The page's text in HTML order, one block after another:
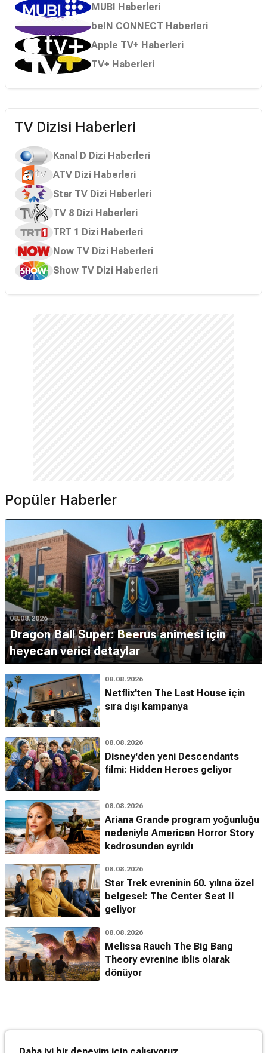
MUBI Haberleri
beIN CONNECT Haberleri
Apple TV+ Haberleri
TV+ Haberleri
TV Dizisi Haberleri
Kanal D Dizi Haberleri
ATV Dizi Haberleri
Star TV Dizi Haberleri
TV 8 Dizi Haberleri
TRT 1 Dizi Haberleri
Now TV Dizi Haberleri
Show TV Dizi Haberleri
Popüler Haberler
08.08.2026
Dragon Ball Super: Beerus animesi için
heyecan verici detaylar
08.08.2026
Netflix'ten The Last House için
sıra dışı kampanya
08.08.2026
Disney'den yeni Descendants
filmi: Hidden Heroes geliyor
08.08.2026
Ariana Grande program yoğunluğu
nedeniyle American Horror Story
kadrosundan ayrıldı
08.08.2026
Star Trek evreninin 60. yılına özel
belgesel: The Center Seat II
geliyor
08.08.2026
Melissa Rauch The Big Bang
Theory evrenine iblis olarak
dönüyor